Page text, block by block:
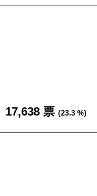
17,638 票 (23.3 %)